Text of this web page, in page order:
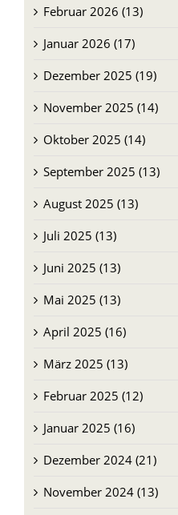
Februar 2026 (13)
Januar 2026 (17)
Dezember 2025 (19)
November 2025 (14)
Oktober 2025 (14)
September 2025 (13)
August 2025 (13)
Juli 2025 (13)
Juni 2025 (13)
Mai 2025 (13)
April 2025 (16)
März 2025 (13)
Februar 2025 (12)
Januar 2025 (16)
Dezember 2024 (21)
November 2024 (13)